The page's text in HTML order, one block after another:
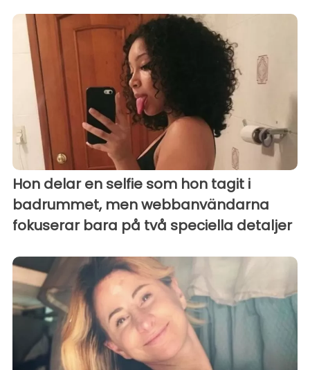
Hon delar en selfie som hon tagit i
badrummet, men webbanvändarna
fokuserar bara på två speciella detaljer